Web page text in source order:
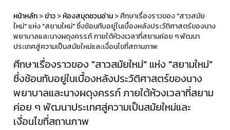
หน้าหลัก>ข่าว>ห้องสมุดชวนอ่าน> ศึกษาเรื่องราวของ "สาวสมัย
ใหม่" แห่ง "สยามใหม่" ซึ่งช้อนทับอยู่ในเบื้องหลังประวัติศาสตร์ของนาง
พยาบาลและนางผดุงครรภ์ ภายใต้ห้วงเวลาที่สยามค่อย ๆ พัฒนา
ประเทศสู่ความเป็นสมัยใหม่และเงื่อนไขที่สถานภาพ
ศึกษาเรื่องราวของ "สาวสมัยใหม่" แห่ง "สยามใหม่"
ซึ่งช้อนทับอยู่ในเบื้องหลังประวัติศาสตร์ของนาง
พยาบาลและนางผดุงครรภ์ ภายใต้ห้วงเวลาที่สยาม
ค่อย ๆ พัฒนาประเทศสู่ความเป็นสมัยใหม่และ
เงื่อนไขที่สถานภาพ